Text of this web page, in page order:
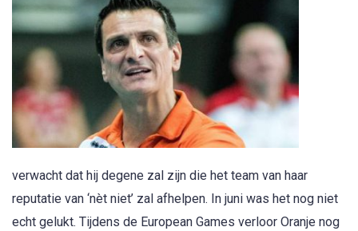
verwacht dat hij degene zal zijn die het team van haar
reputatie van ‘nèt niet’ zal afhelpen. In juni was het nog niet
echt gelukt. Tijdens de European Games verloor Oranje nog